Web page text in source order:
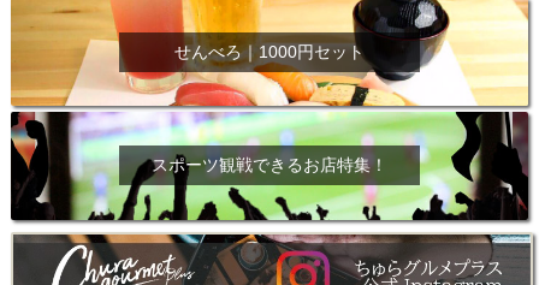
せんべろ｜1000円セット
スポーツ観戦できるお店特集！